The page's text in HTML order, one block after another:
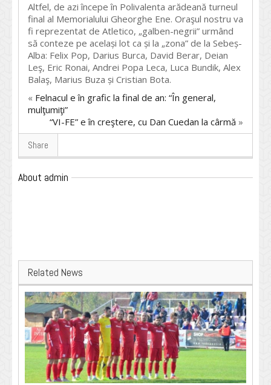
Altfel, de azi începe în Polivalenta arădeană turneul
final al Memorialului Gheorghe Ene. Oraşul nostru va
fi reprezentat de Atletico, „galben-negrii” urmând
să conteze pe același lot ca și la „zona” de la Sebeș-
Alba: Felix Pop, Darius Burca, David Berar, Deian
Leş, Eric Ronai, Andrei Popa Leca, Luca Bundik, Alex
Balaş, Marius Buza și Cristian Bota.
« Felnacul e în grafic la final de an: “În general,
mulţumiţi”
“VI-FE” e în creştere, cu Dan Cuedan la cârmă »
Share
About admin
Related News